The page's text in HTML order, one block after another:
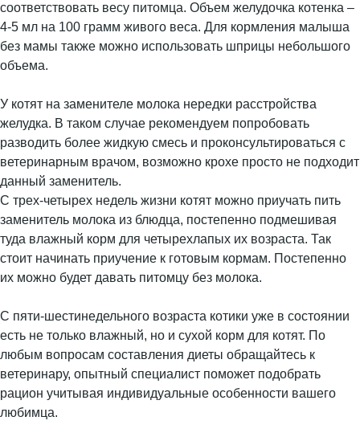
соответствовать весу питомца. Объем желудочка котенка –
4-5 мл на 100 грамм живого веса. Для кормления малыша
без мамы также можно использовать шприцы небольшого
объема.
У котят на заменителе молока нередки расстройства
желудка. В таком случае рекомендуем попробовать
разводить более жидкую смесь и проконсультироваться с
ветеринарным врачом, возможно крохе просто не подходит
данный заменитель.
С трех-четырех недель жизни котят можно приучать пить
заменитель молока из блюдца, постепенно подмешивая
туда влажный корм для четырехлапых их возраста. Так
стоит начинать приучение к готовым кормам. Постепенно
их можно будет давать питомцу без молока.
С пяти-шестинедельного возраста котики уже в состоянии
есть не только влажный, но и сухой корм для котят. По
любым вопросам составления диеты обращайтесь к
ветеринару, опытный специалист поможет подобрать
рацион учитывая индивидуальные особенности вашего
любимца.